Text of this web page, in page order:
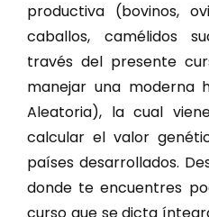
productiva (bovinos,
caballos, camélidos
través del presente
manejar una moderna
Aleatoria), la cual
calcular el valor
países desarrollados.
donde te encuentres